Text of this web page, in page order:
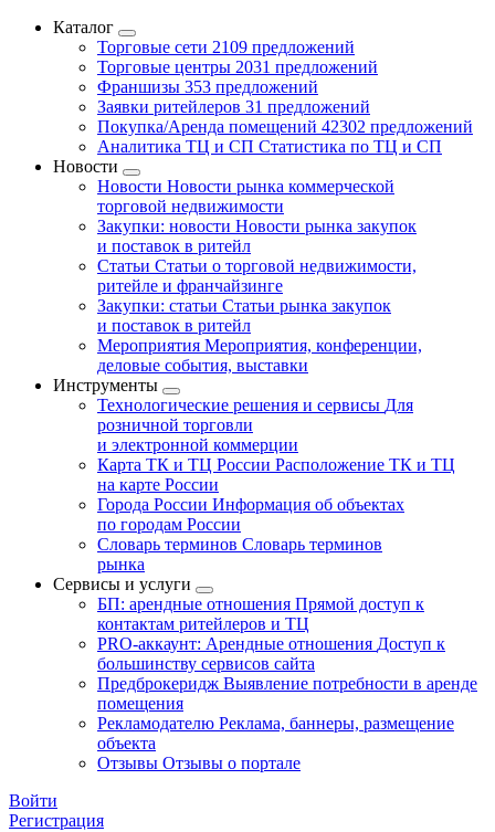
Каталог
Торговые сети 2109 предложений
Торговые центры 2031 предложений
Франшизы 353 предложений
Заявки ритейлеров 31 предложений
Покупка/Аренда помещений 42302 предложений
Аналитика ТЦ и СП Статистика по ТЦ и СП
Новости
Новости Новости рынка коммерческой
торговой недвижимости
Закупки: новости Новости рынка закупок
и поставок в ритейл
Статьи Статьи о торговой недвижимости,
ритейле и франчайзинге
Закупки: статьи Статьи рынка закупок
и поставок в ритейл
Мероприятия Мероприятия, конференции,
деловые события, выставки
Инструменты
Технологические решения и сервисы Для
розничной торговли
и электронной коммерции
Карта ТК и ТЦ России Расположение ТК и ТЦ
на карте России
Города России Информация об объектах
по городам России
Словарь терминов Словарь терминов
рынка
Сервисы и услуги
БП: арендные отношения Прямой доступ к
контактам ритейлеров и ТЦ
PRO-аккаунт: Арендные отношения Доступ к
большинству сервисов сайта
Предброкеридж Выявление потребности в аренде
помещения
Рекламодателю Реклама, баннеры, размещение
объекта
Отзывы Отзывы о портале
Войти
Регистрация